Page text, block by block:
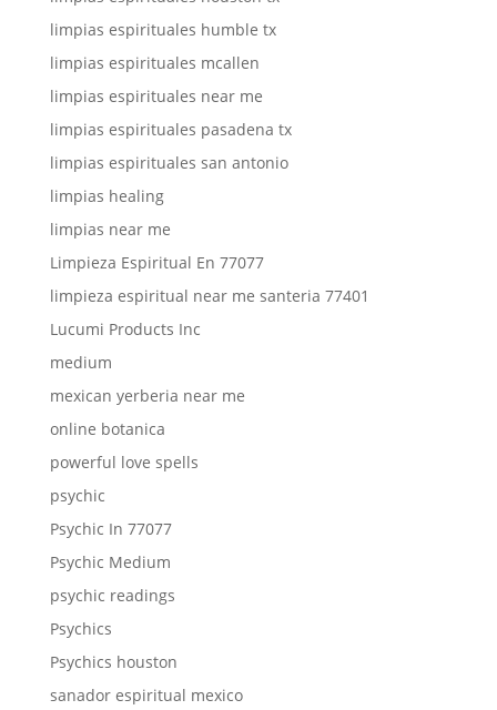
limpias espirituales humble tx
limpias espirituales mcallen
limpias espirituales near me
limpias espirituales pasadena tx
limpias espirituales san antonio
limpias healing
limpias near me
Limpieza Espiritual En 77077
limpieza espiritual near me santeria 77401
Lucumi Products Inc
medium
mexican yerberia near me
online botanica
powerful love spells
psychic
Psychic In 77077
Psychic Medium
psychic readings
Psychics
Psychics houston
sanador espiritual mexico